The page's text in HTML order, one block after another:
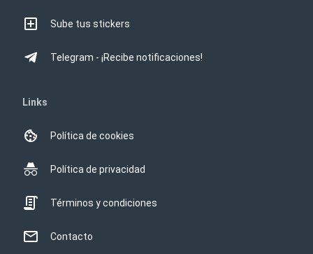
Sube tus stickers
Telegram - ¡Recibe notificaciones!
Links
Política de cookies
Política de privacidad
Términos y condiciones
Contacto